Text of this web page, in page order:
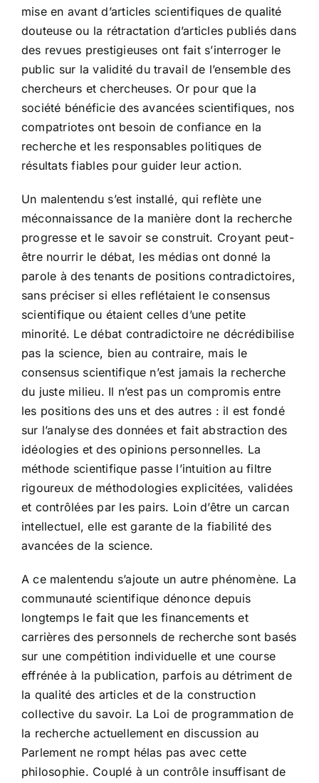
mise en avant d’articles scientifiques de qualité
douteuse ou la rétractation d’articles publiés dans
des revues prestigieuses ont fait s’interroger le
public sur la validité du travail de l’ensemble des
chercheurs et chercheuses. Or pour que la
société bénéficie des avancées scientifiques, nos
compatriotes ont besoin de confiance en la
recherche et les responsables politiques de
résultats fiables pour guider leur action.
Un malentendu s’est installé, qui reflète une
méconnaissance de la manière dont la recherche
progresse et le savoir se construit. Croyant peut-
être nourrir le débat, les médias ont donné la
parole à des tenants de positions contradictoires,
sans préciser si elles reflétaient le consensus
scientifique ou étaient celles d’une petite
minorité. Le débat contradictoire ne décrédibilise
pas la science, bien au contraire, mais le
consensus scientifique n’est jamais la recherche
du juste milieu. Il n’est pas un compromis entre
les positions des uns et des autres : il est fondé
sur l’analyse des données et fait abstraction des
idéologies et des opinions personnelles. La
méthode scientifique passe l’intuition au filtre
rigoureux de méthodologies explicitées, validées
et contrôlées par les pairs. Loin d’être un carcan
intellectuel, elle est garante de la fiabilité des
avancées de la science.
A ce malentendu s’ajoute un autre phénomène. La
communauté scientifique dénonce depuis
longtemps le fait que les financements et
carrières des personnels de recherche sont basés
sur une compétition individuelle et une course
effrénée à la publication, parfois au détriment de
la qualité des articles et de la construction
collective du savoir. La Loi de programmation de
la recherche actuellement en discussion au
Parlement ne rompt hélas pas avec cette
philosophie. Couplé à un contrôle insuffisant de